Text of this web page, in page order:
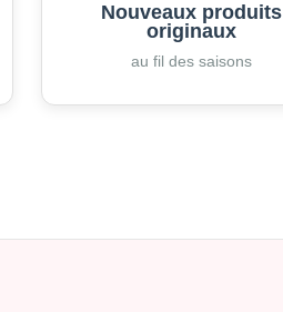
Nouveaux produits
originaux
au fil des saisons